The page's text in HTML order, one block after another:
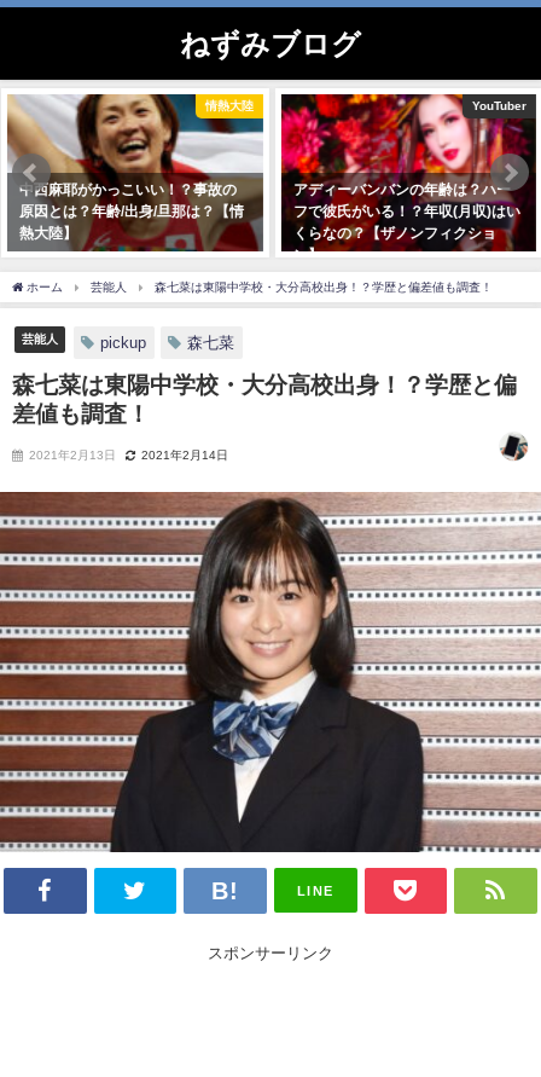
ねずみブログ
情熱大陸
中西麻耶がかっこいい！？事故の
原因とは？年齢/出身/旦那は？【情
熱大陸】
YouTuber
アディーバンバンの年齢は？ハー
フで彼氏がいる！？年収(月収)はい
くらなの？【ザノンフィクショ
ン】
2020年10月17日
ホーム 芸能人 森七菜は東陽中学校・大分高校出身！？学歴と偏差値も調査！
芸能人 pickup 森七菜
森七菜は東陽中学校・大分高校出身！？学歴と偏
差値も調査！
2021年2月13日 2021年2月14日
LINE
スポンサーリンク